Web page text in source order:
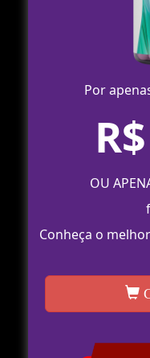
Por
OU
Conheça o